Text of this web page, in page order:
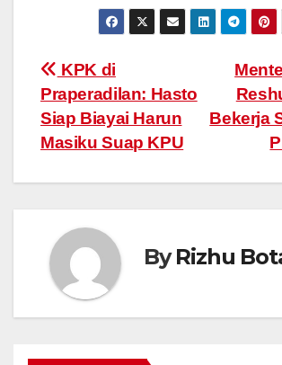
Post
navigation
Bekerja
KPK di
Praperadilan: Hasto
Siap Biayai Harun
Masiku Suap KPU
ByRizhu